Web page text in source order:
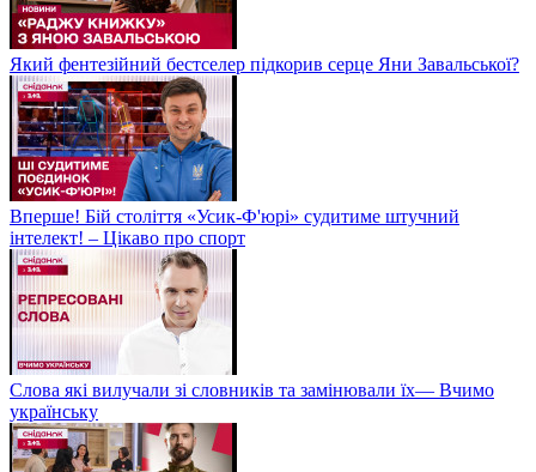
Який фентезійний бестселер підкорив серце Яни Завальської?
Вперше! Бій століття «Усик-Ф'юрі» судитиме штучний
інтелект! – Цікаво про спорт
Слова які вилучали зі словників та замінювали їх— Вчимо
українську